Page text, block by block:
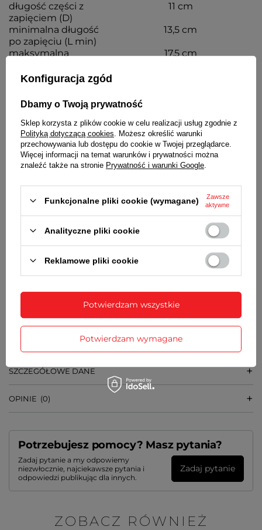
długość części z
zapięciem (D)
11 cm
minimalna długość
po zapięciu (L min)
13,5 cm
maksymalna
(L max)
17,5 cm
kolor bransolety
zapięcie
przesuwne, łatwa samodzielna
regulacja długości bransolety
grubość
1,6 mm
Wraz z bransoletą otrzymasz:
dowód zakupu - paragon lub fakturę VAT
komplet teleskopów
SZCZEGÓŁOWE DANE
OPINIE (0)
Potrzebujesz pomocy? Masz pytania?
Zadaj pytanie a my odpowiemy
niezwłocznie, najciekawsze pytania i
odpowiedzi publikując dla innych.
Zadaj pytanie
ZOBACZ RÓWNIEŻ
Konfiguracja zgód
Dbamy o Twoją prywatność
Sklep korzysta z plików cookie w celu realizacji usług zgodnie z
Polityką dotyczącą cookies . Możesz określić warunki
przechowywania lub dostępu do cookie w Twojej przeglądarce.
Więcej informacji na temat warunków i prywatności można
znaleźć także na stronie Prywatność i warunki Google
Funkcjonalne pliki cookie (wymagane)
Zawsze
aktywne
Analityczne pliki cookie
Reklamowe pliki cookie
Potwierdzam wymagane
Potwierdzam wszystkie